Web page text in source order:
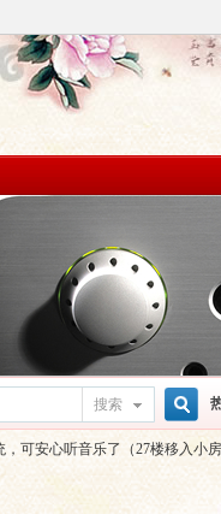
搜索
搜
，可安心听音乐了（27楼移入小